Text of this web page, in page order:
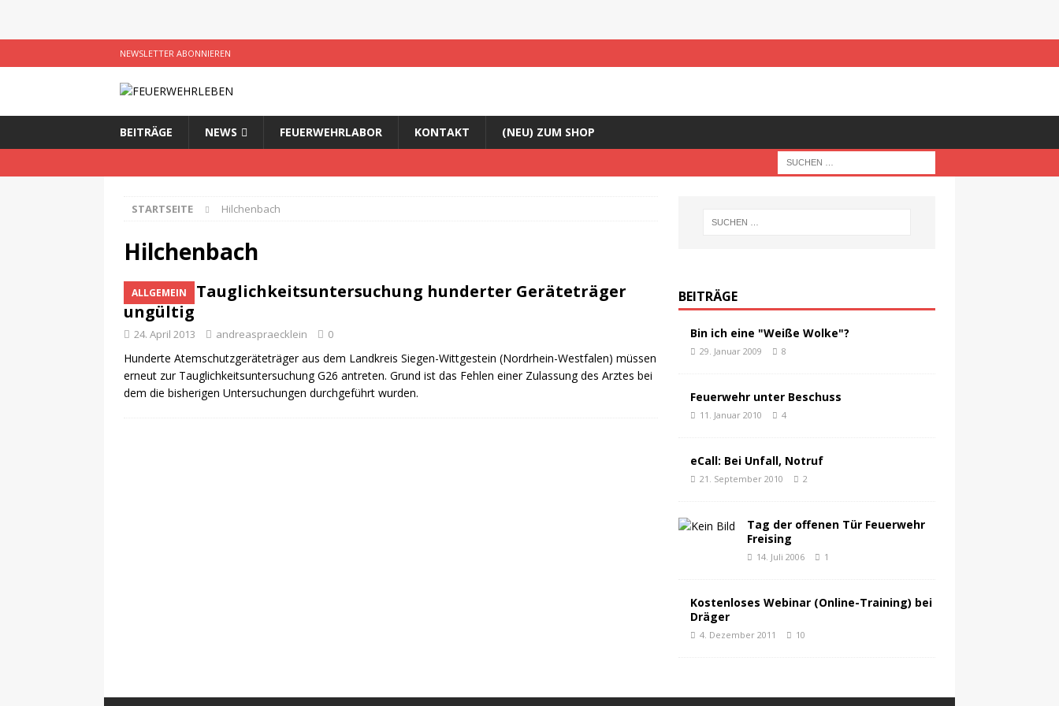
NEWSLETTER ABONNIEREN
BEITRÄGE NEWS FEUERWEHRLABOR KONTAKT (NEU) ZUM SHOP
STARTSEITE Hilchenbach
Hilchenbach
ALLGEMEIN
Tauglichkeitsuntersuchung hunderter Geräteträger
ungültig
24. April 2013 andreaspraecklein 0
Hunderte Atemschutzgeräteträger aus dem Landkreis Siegen-Wittgestein (Nordrhein-Westfalen) müssen
erneut zur Tauglichkeitsuntersuchung G26 antreten. Grund ist das Fehlen einer Zulassung des Arztes bei
dem die bisherigen Untersuchungen durchgeführt wurden.
BEITRÄGE
Bin ich eine "Weiße Wolke"?
29. Januar 2009 8
Feuerwehr unter Beschuss
11. Januar 2010 4
eCall: Bei Unfall, Notruf
21. September 2010 2
Tag der offenen Tür Feuerwehr
Freising
14. Juli 2006 1
Kostenloses Webinar (Online-Training) bei
Dräger
4. Dezember 2011 10